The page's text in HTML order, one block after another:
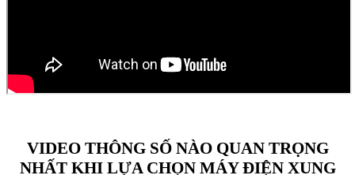
VIDEO THÔNG SỐ NÀO QUAN TRỌNG
NHẤT KHI LỰA CHỌN MÁY ĐIỆN XUNG